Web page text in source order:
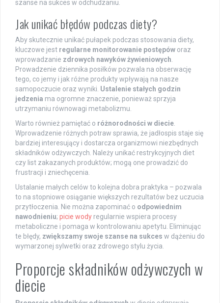
szanse na sukces w odchudzaniu.
Jak unikać błędów podczas diety?
Aby skutecznie unikać pułapek podczas stosowania diety,
kluczowe jest regularne monitorowanie postępów oraz
wprowadzanie zdrowych nawyków żywieniowych
Prowadzenie dziennika posiłków pozwala na obserwację
tego, co jemy i jak różne produkty wpływają na nasze
samopoczucie oraz wyniki. Ustalenie stałych godzin
jedzenia ma ogromne znaczenie, ponieważ sprzyja
utrzymaniu równowagi metabolizmu.
Warto również pamiętać o różnorodności w diecie
Wprowadzenie różnych potraw sprawia, że jadłospis staje się
bardziej interesujący i dostarcza organizmowi niezbędnych
składników odżywczych. Należy unikać restrykcyjnych diet
czy list zakazanych produktów; mogą one prowadzić do
frustracji i zniechęcenia.
Ustalanie małych celów to kolejna dobra praktyka – pozwala
to na stopniowe osiąganie większych rezultatów bez uczucia
przytłoczenia. Nie można zapominać o odpowiednim
nawodnieniu; picie wody regularnie wspiera procesy
metaboliczne i pomaga w kontrolowaniu apetytu. Eliminując
te błędy, zwiększamy swoje szanse na sukces w dążeniu do
wymarzonej sylwetki oraz zdrowego stylu życia.
Proporcje składników odżywczych w
diecie